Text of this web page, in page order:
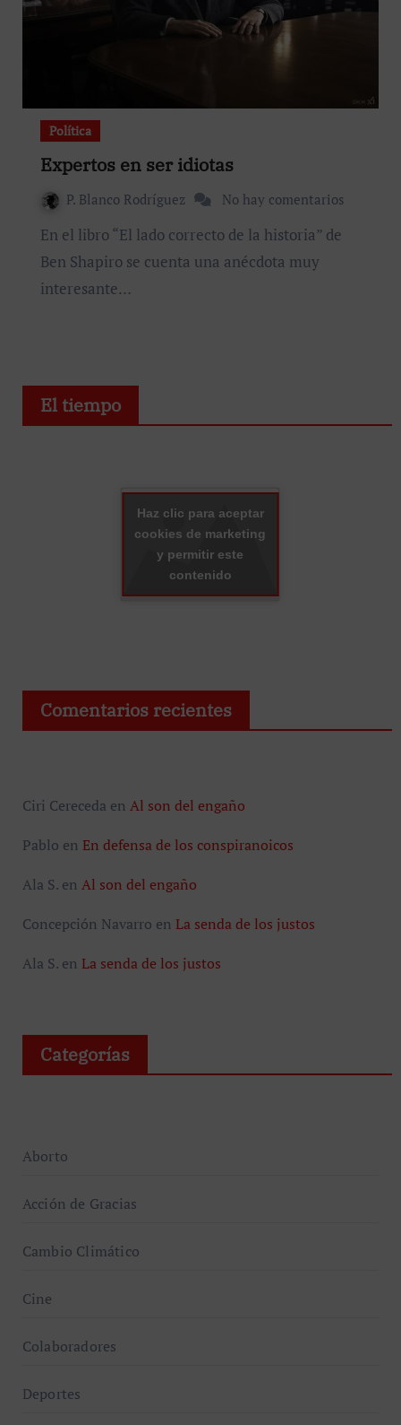
Política
Expertos en ser idiotas
P. Blanco Rodríguez No hay comentarios
En el libro “El lado correcto de la historia” de
Ben Shapiro se cuenta una anécdota muy
interesante…
El tiempo
Haz clic para aceptar
cookies de marketing
y permitir este
contenido
Comentarios recientes
Ciri Cereceda en Al son del engaño
Pablo en En defensa de los conspiranoicos
Ala S.en Al son del engaño
Concepción Navarro en La senda de los justos
Ala S.en La senda de los justos
Categorías
Aborto
Acción de Gracias
Cambio Climático
Cine
Colaboradores
Deportes